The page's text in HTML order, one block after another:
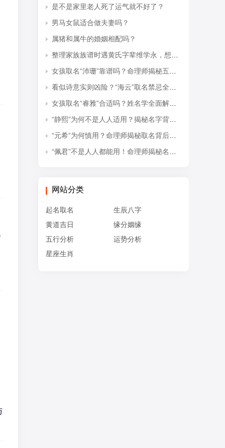
是不是家里老人死了运气就不好了？
男马女鼠适合做夫妻吗？
属猪和属牛的婚姻相配吗？
整理家族族谱时遇黄氏字辈维学永，想知道后续接续的是什么字辈？
女孩取名“沛珊”靠谱吗？命理师揭秘五行隐患与适配命格
看似诗意实则凶险？“海云”取名禁忌全解析
女孩取名“睿雅”合适吗？姓名学全面解读吉凶与禁忌
“静熙”为何不是人人适用？揭秘名字背后的五行失衡与命理隐患
“元希”为何慎用？命理师揭秘取名背后的五行忌讳
“佩君”不是人人都能用！命理师揭秘名字背后的五行杀局与取名禁忌
网站分类
起名取名
生辰八字
黄道吉日
缘分姻缘
五行分析
运势分析
星座生肖